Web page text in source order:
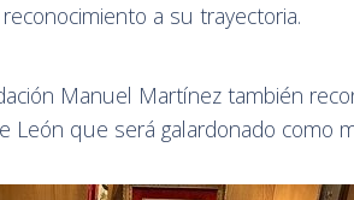
a su trayectoria.
Manuel Martínez también
León que será galardonado como